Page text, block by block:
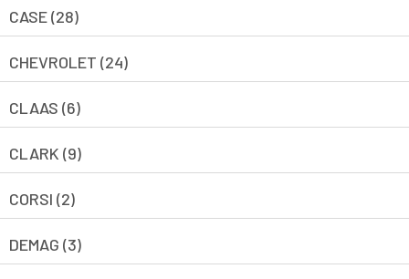
CASE (28)
CHEVROLET (24)
CLAAS (6)
CLARK (9)
CORSI (2)
DEMAG (3)